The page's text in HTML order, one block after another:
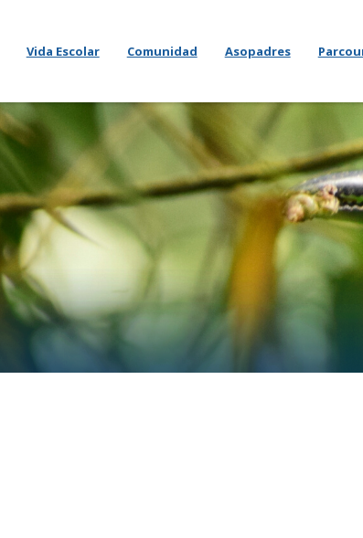
Vida Escolar Comunidad Asopadres